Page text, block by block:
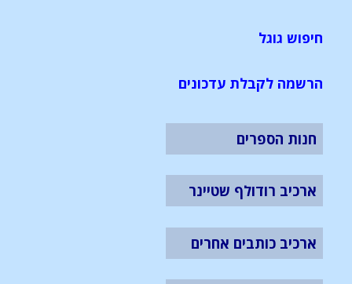
חיפוש גוגל
הרשמה לקבלת עדכונים
חנות הספרים
ארכיב רודולף שטיינר
ארכיב כותבים אחרים